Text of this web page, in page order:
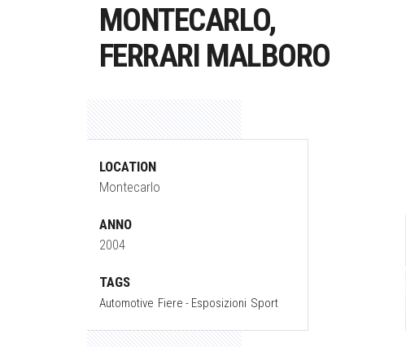
MONTECARLO,
FERRARI MALBORO
LOCATION
Montecarlo
ANNO
2004
TAGS
Automotive Fiere - Esposizioni Sport